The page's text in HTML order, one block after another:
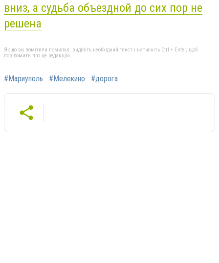
вниз, а судьба объездной до сих пор не
решена
Якщо ви помітили помилку, виділіть необхідний текст і натисніть Ctrl + Enter, щоб
повідомити про це редакцію
#Мариуполь #Мелекино #дорога